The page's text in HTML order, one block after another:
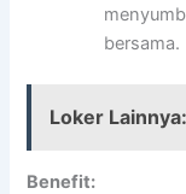
bersama.
Loker Lainnya:
Benefit: